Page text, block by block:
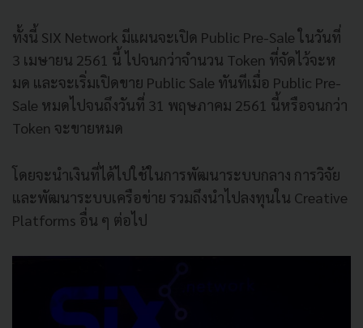
ทั้งนี้ SIX Network มีแผนจะเปิด Public Pre-Saleในวันที่
3 เมษายน 2561 นี้ ไปจนกว่าจำนวน Token ที่จัดไว้จะห
มด และจะเริ่มเปิดขาย Public Sale ทันทีเมื่อ Public Pre-
Sale หมดไปจนถึงวันที่ 31 พฤษภาคม 2561 นี้หรือจนกว่า
Token จะขายหมด
โดยจะนำเงินที่ได้ไปใช้ในการพัฒนาระบบกลาง การวิจัย
และพัฒนาระบบเครือข่าย รวมถึงนำไปลงทุนใน Creative
Platforms อื่น ๆ ต่อไป